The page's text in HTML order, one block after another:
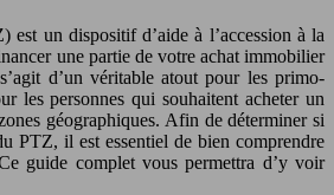
est un dispositif d’aide à l’accession à la
une partie de votre achat immobilier
d’un véritable atout pour les primo-
les personnes qui souhaitent acheter un
géographiques. Afin de déterminer si
PTZ, il est essentiel de bien comprendre
guide complet vous permettra d’y voir